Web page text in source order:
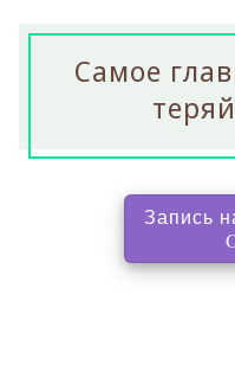
Самое
Запись